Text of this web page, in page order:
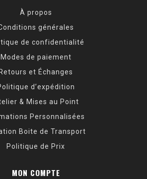
À propos
générales
de confidentialité
Modes de paiement
Retours et Échanges
d’expédition
& Mises au Point
Personnalisées
Boite de Transport
Politique de Prix
MON COMPTE